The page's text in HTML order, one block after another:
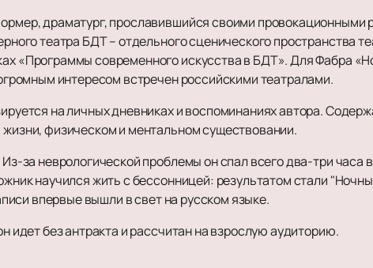
драматург, прославившийся своими провокационными
театра БДТ – отдельного сценического пространства
«Программы современного искусства в БДТ». Для Фабра
интересом встречен российскими театралами.
на личных дневниках и воспоминаниях автора.
физическом и ментальном существовании.
за неврологической проблемы он спал всего два-три часа
научился жить с бессонницей: результатом стали
впервые вышли в свет на русском языке.
идет без антракта и рассчитан на взрослую аудиторию.